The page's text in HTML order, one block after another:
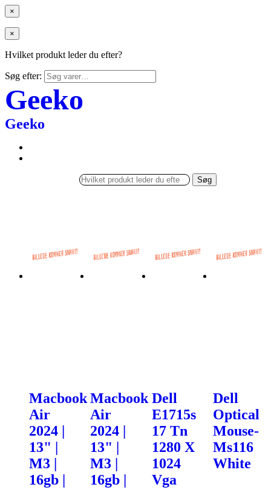
×
×
Hvilket produkt leder du efter?
Søg efter:
Geeko
Geeko
Søg
Macbook
Air
2024 |
13" |
M3 |
16gb |
Macbook
Air
2024 |
13" |
M3 |
16gb |
Dell
E1715s
17 Tn
1280 X
1024
Vga
Dell
Optical
Mouse-
Ms116
White